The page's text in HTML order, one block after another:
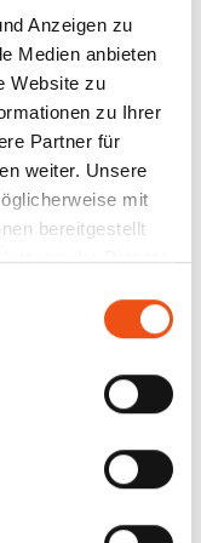
Anzeigen zu
Medien anbieten
Website zu
zu Ihrer
Partner für
weiter. Unsere
mit
bereitgestellt
der Dienste